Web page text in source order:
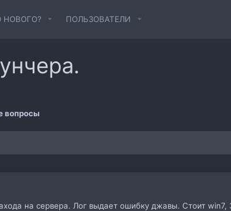
НОВОГО? ПОЛЬЗОВАТЕЛИ
вопросы
на сервера. Лог выдает ошибку джавы. Стоит